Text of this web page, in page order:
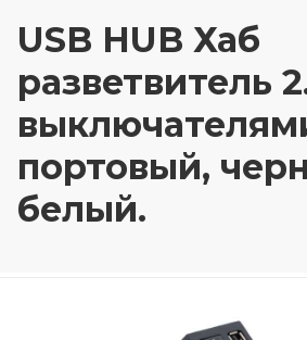
USB HUB Хаб
разветвитель
портовый,
белый.